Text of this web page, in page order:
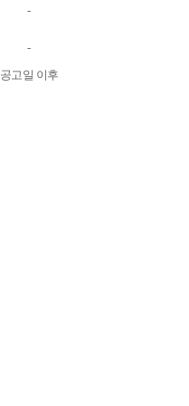
-
-
공고일 이후